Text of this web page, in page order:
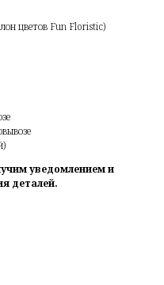
цветов Fun Floristic)
уведомлением и
деталей.